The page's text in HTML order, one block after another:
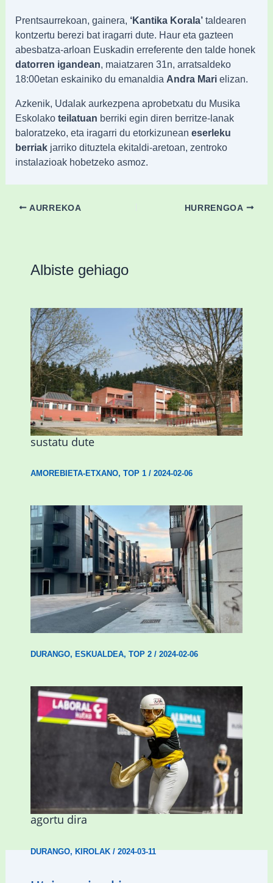
Prentsaurrekoan, gainera, ‘Kantika Korala’ taldearen
kontzertu berezi bat iragarri dute. Haur eta gazteen
abesbatza-arloan Euskadin erreferente den talde honek
datorren igandean, maiatzaren 31n, arratsaldeko
18:00etan eskainiko du emanaldia Andra Mari elizan.
Azkenik, Udalak aurkezpena aprobetxatu du Musika
Eskolakoteilatuan berriki egin diren berritze-lanak
baloratzeko, eta iragarri du etorkizuneaneserleku
berriak jarriko dituztela ekitaldi-aretoan, zentroko
instalazioak hobetzeko asmoz.
AURREKOA HURRENGOA
Albiste gehiago
Amorebietak eta Eusko Jaurlaritzak
Urritxen institutu berri bat eraikitzea
sustatu dute
AMOREBIETA-ETXANO, TOP 1/ 2024-02-06
Udal etxebizitza tasatuei buruzko lehen
ordenantza izango du Durangok
DURANGO, ESKUALDEA, TOP 2/ 2024-02-06
Astelehenean Durangon jokatuko den
emakumezkoen zesta finaleko sarrerak
agortu dira
DURANGO,KIROLAK/2024-03-11